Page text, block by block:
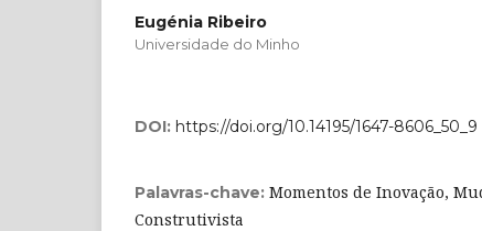
Eugénia Ribeiro
Universidade do Minho
DOI: https://doi.org/10.14195/1647-8606_50_9
Palavras-chave: Momentos de Inovação,
Construtivista